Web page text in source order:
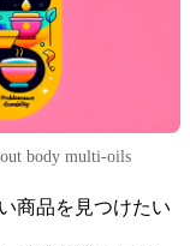
body multi-oils
商品を見つけたい